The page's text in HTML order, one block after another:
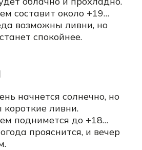
составит около +19…
возможны ливни, но
спокойнее.
начнется солнечно, но
ливни.
поднимется до +18…
прояснится, и вечер